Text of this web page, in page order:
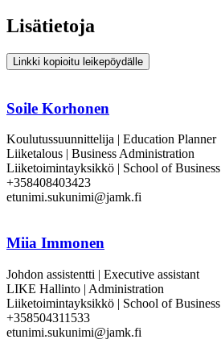
Lisätietoja
Linkki kopioitu leikepöydälle
Soile Korhonen
Koulutussuunnittelija | Education Planner
Liiketalous | Business Administration
Liiketoimintayksikkö | School of Business
+358408403423
etunimi.sukunimi@jamk.fi
Miia Immonen
Johdon assistentti | Executive assistant
LIKE Hallinto | Administration
Liiketoimintayksikkö | School of Business
+358504311533
etunimi.sukunimi@jamk.fi